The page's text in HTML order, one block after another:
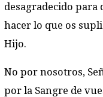
desagradecido para
hacer lo que os
Hijo.
No por nosotros,
por la Sangre de